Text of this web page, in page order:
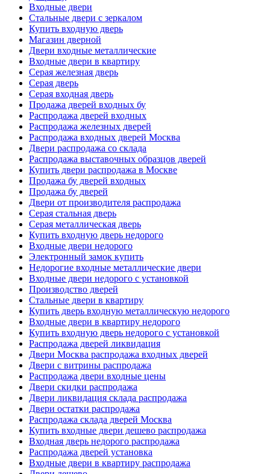
Входные двери
Стальные двери с зеркалом
Купить входную дверь
Магазин дверной
Двери входные металлические
Входные двери в квартиру
Серая железная дверь
Серая дверь
Серая входная дверь
Продажа дверей входных бу
Распродажа дверей входных
Распродажа железных дверей
Распродажа входных дверей Москва
Двери распродажа со склада
Распродажа выставочных образцов дверей
Купить двери распродажа в Москве
Продажа бу дверей входных
Продажа бу дверей
Двери от производителя распродажа
Серая стальная дверь
Серая металлическая дверь
Купить входную дверь недорого
Входные двери недорого
Электронный замок купить
Недорогие входные металлические двери
Входные двери недорого с установкой
Производство дверей
Стальные двери в квартиру
Купить дверь входную металлическую недорого
Входные двери в квартиру недорого
Купить входную дверь недорого с установкой
Распродажа дверей ликвидация
Двери Москва распродажа входных дверей
Двери с витрины распродажа
Распродажа двери входные цены
Двери скидки распродажа
Двери ликвидация склада распродажа
Двери остатки распродажа
Распродажа склада дверей Москва
Купить входные двери дешево распродажа
Входная дверь недорого распродажа
Распродажа дверей установка
Входные двери в квартиру распродажа